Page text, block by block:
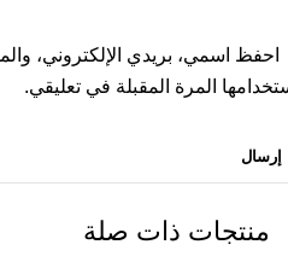
احفظ اسمي، بريدي الإلكتروني،
المرة المقبلة في تعليقي.
منتجات ذات صلة